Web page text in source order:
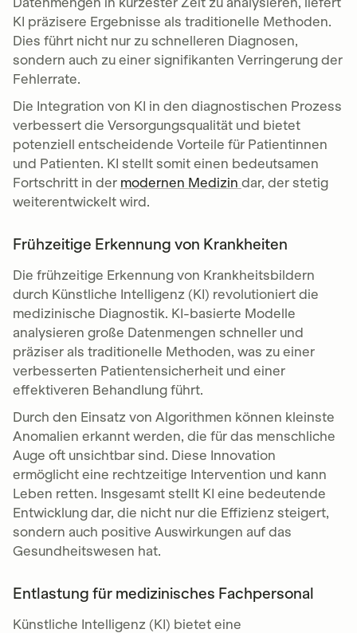
KI präzisere Ergebnisse als traditionelle Methoden.
Dies führt nicht nur zu schnelleren Diagnosen,
sondern auch zu einer signifikanten Verringerung der
Fehlerrate.
Die Integration von KI in den diagnostischen Prozess
verbessert die Versorgungsqualität und bietet
potenziell entscheidende Vorteile für Patientinnen
und Patienten. KI stellt somit einen bedeutsamen
Fortschritt in der modernen Medizin dar, der stetig
weiterentwickelt wird.
Frühzeitige Erkennung von Krankheiten
Die frühzeitige Erkennung von Krankheitsbildern
durch Künstliche Intelligenz (KI) revolutioniert die
medizinische Diagnostik. KI-basierte Modelle
analysieren große Datenmengen schneller und
präziser als traditionelle Methoden, was zu einer
verbesserten Patientensicherheit und einer
effektiveren Behandlung führt.
Durch den Einsatz von Algorithmen können kleinste
Anomalien erkannt werden, die für das menschliche
Auge oft unsichtbar sind. Diese Innovation
ermöglicht eine rechtzeitige Intervention und kann
Leben retten. Insgesamt stellt KI eine bedeutende
Entwicklung dar, die nicht nur die Effizienz steigert,
sondern auch positive Auswirkungen auf das
Gesundheitswesen hat.
Entlastung für medizinisches Fachpersonal
Künstliche Intelligenz (KI) bietet eine